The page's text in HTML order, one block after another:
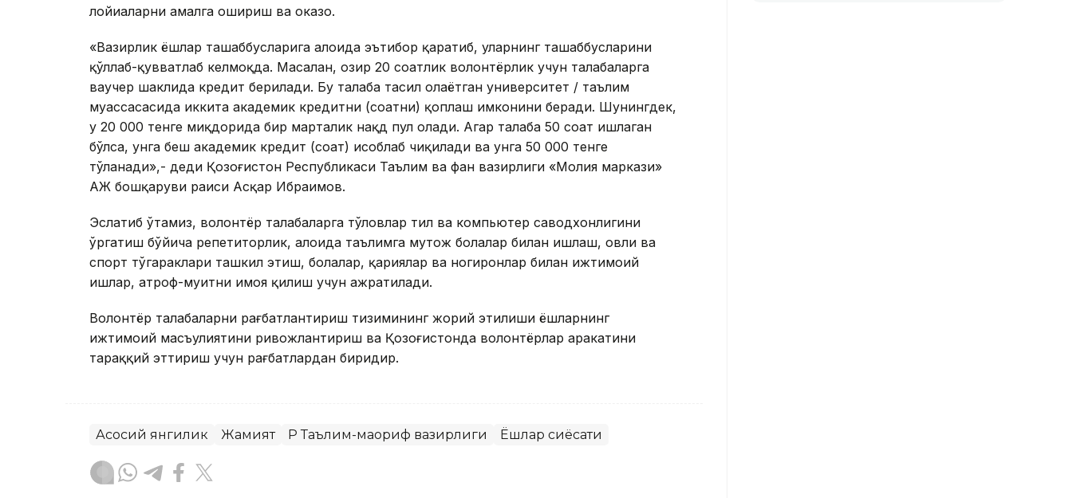
лойиҳаларни амалга ошириш ва ҳоказо.
«Вазирлик ёшлар ташаббусларига алоҳида эътибор қаратиб, уларнинг ташаббусларини
қўллаб-қувватлаб келмоқда. Масалан, ҳозир 20 соатлик волонтёрлик учун талабаларга
ваучер шаклида кредит берилади. Бу талаба таҳсил олаётган университет / таълим
муассасасида иккита академик кредитни (соатни) қоплаш имконини беради. Шунингдек,
у 20 000 тенге миқдорида бир марталик нақд пул олади. Aгар талаба 50 соат ишлаган
бўлса, унга беш академик кредит (соат) ҳисоблаб чиқилади ва унга 50 000 тенге
тўланади»,- деди Қозоғистон Республикаси Таълим ва фан вазирлиги «Молия маркази»
AЖ бошқаруви раиси Aсқар Ибраимов.
Эслатиб ўтамиз, волонтёр талабаларга тўловлар тил ва компьютер саводхонлигини
ўргатиш бўйича репетиторлик, алоҳида таълимга муҳтож болалар билан ишлаш, ҳовли ва
спорт тўгараклари ташкил этиш, болалар, қариялар ва ногиронлар билан ижтимоий
ишлар, атроф-муҳитни ҳимоя қилиш учун ажратилади.
Волонтёр талабаларни рағбатлантириш тизимининг жорий этилиши ёшларнинг
ижтимоий масъулиятини ривожлантириш ва Қозоғистонда волонтёрлар ҳаракатини
тараққий эттириш учун рағбатлардан биридир.
Асосий янгилик Жамият ҚР Таълим-маориф вазирлиги Ёшлар сиёсати